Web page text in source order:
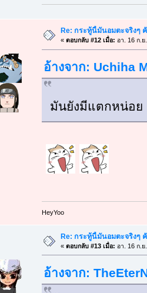
Re: กระทู้นี้มันอมตะจริงๆ
« ตอบกลับ #12 เมื่อ: อา. 16 ก.ย
อ้างจาก: Uchiha
มันยังมีแตกหน่อ
็HeyYoo
Re: กระทู้นี้มันอมตะจริงๆ
« ตอบกลับ #13 เมื่อ: อา. 16 ก.ย
อ้างจาก: